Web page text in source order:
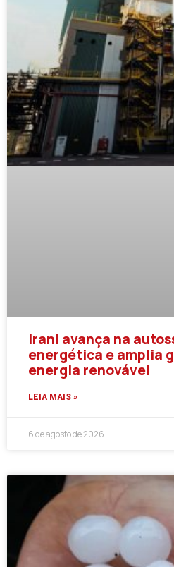
Irani avança na
energética e amplia
energia renovável
LEIA MAIS »
6 de agosto de 2026